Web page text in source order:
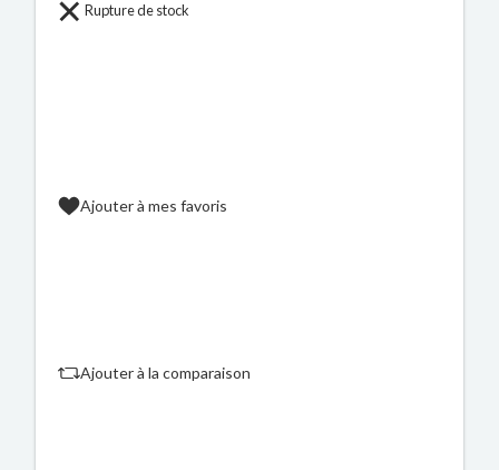
Rupture de stock
Ajouter à mes favoris
Ajouter à la comparaison